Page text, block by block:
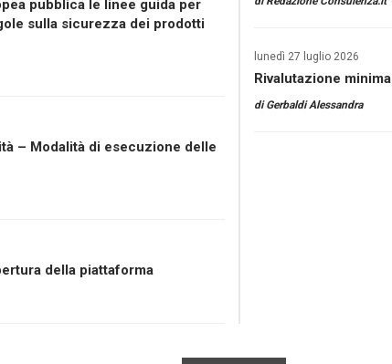
pubblica le linee guida per
sulla sicurezza dei prodotti
– Modalità di esecuzione delle
della piattaforma
lunedì 27 luglio 2026
Rivalutazione
diGerbaldi Alessandra